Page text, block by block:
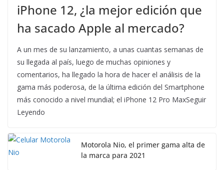
iPhone 12, ¿la mejor edición que
ha sacado Apple al mercado?
A un mes de su lanzamiento, a unas cuantas semanas de
su llegada al país, luego de muchas opiniones y
comentarios, ha llegado la hora de hacer el análisis de la
gama más poderosa, de la última edición del Smartphone
más conocido a nivel mundial; el iPhone 12 Pro MaxSeguir
Leyendo
Motorola Nio, el primer gama alta de
la marca para 2021